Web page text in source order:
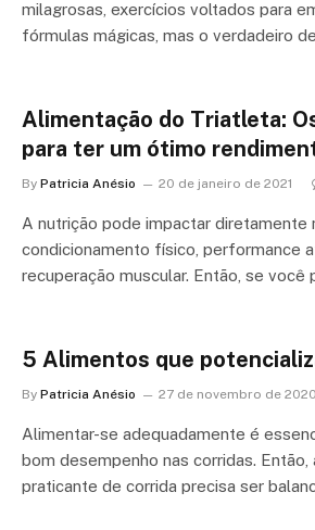
milagrosas, exercícios voltados para
fórmulas mágicas, mas o verdadeiro
Alimentação do Triatleta:
para ter um ótimo
By Patricia Anésio 20 de janeiro de 2021
A nutrição pode impactar diretamente
condicionamento físico, performance
recuperação muscular. Então, se você
5 Alimentos que
By Patricia Anésio 27 de novembro de 2020
Alimentar-se adequadamente é
bom desempenho nas corridas. Então,
praticante de corrida precisa ser